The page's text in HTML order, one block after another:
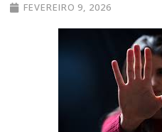
FEVEREIRO 9, 2026